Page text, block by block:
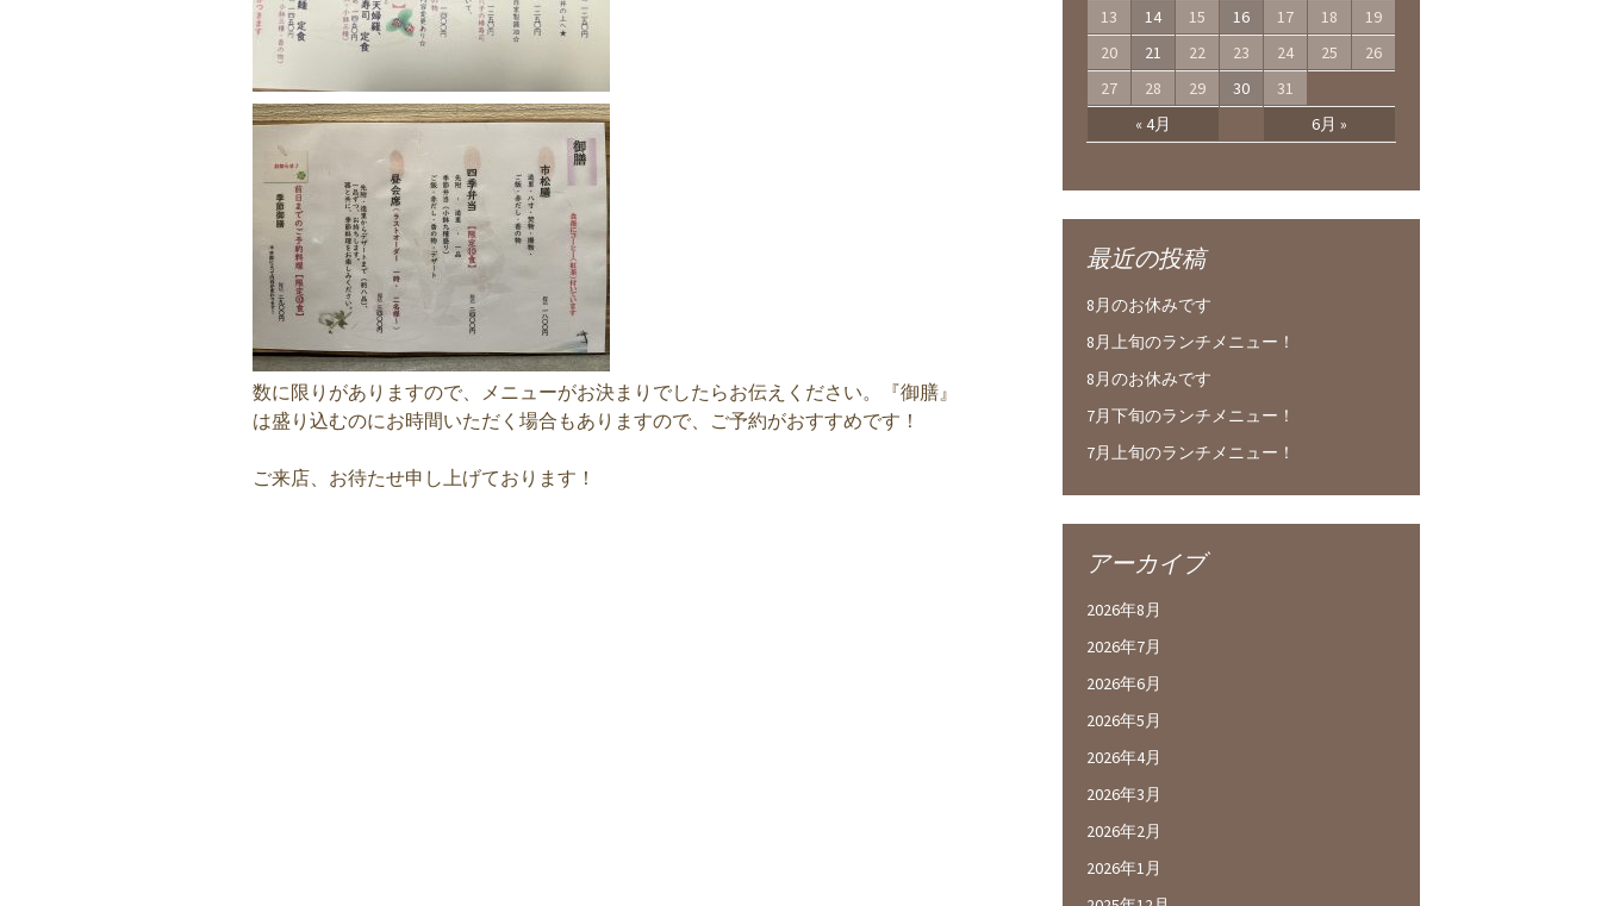
数に限りがありますので、メニューがお決まりでしたらお伝えください。『御膳』
は盛り込むのにお時間いただく場合もありますので、ご予約がおすすめです！
ご来店、お待たせ申し上げております！
« 4月 6月 »
13
14 15 16 17 18
19
20
21 22 23 24 25
26
27
28 29 30 31
最近の投稿
8月のお休みです
8月上旬のランチメニュー！
8月のお休みです
7月下旬のランチメニュー！
7月上旬のランチメニュー！
アーカイブ
2026年8月
2026年7月
2026年6月
2026年5月
2026年4月
2026年3月
2026年2月
2026年1月